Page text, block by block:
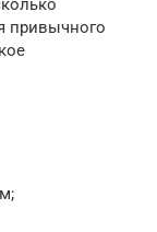
привычного